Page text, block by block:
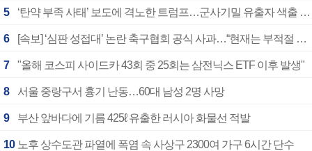
5 ‘탄약 부족 사태’ 보도에 격노한 트럼프…군사기밀 유출자 색출 지시
6 [속보] ‘심판 성접대’ 논란 축구협회 공식 사과…“현재는 부적절 행위 없어”
7 "올해 코스피 사이드카 43회 중 25회는 삼전닉스 ETF 이후 발생"
8 서울 중랑구서 흉기 난동…60대 남성 2명 사망
9 부산 앞바다에 기름 425ℓ 유출한 러시아 화물선 적발
10 노후 상수도관 파열에 폭염 속 사상구 2300여 가구 6시간 단수